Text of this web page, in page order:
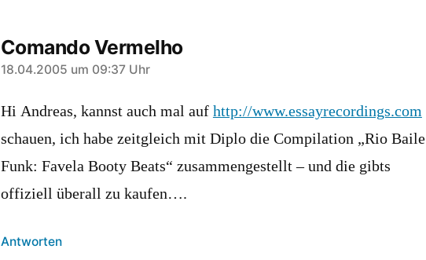
Comando Vermelho
sagt:
18.04.2005 um 09:37 Uhr
Hi Andreas, kannst auch mal auf http://www.essayrecordings.com
schauen, ich habe zeitgleich mit Diplo die Compilation „Rio Baile
Funk: Favela Booty Beats“ zusammengestellt – und die gibts
offiziell überall zu kaufen….
Antworten